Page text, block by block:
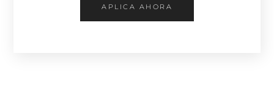
APLICA AHORA